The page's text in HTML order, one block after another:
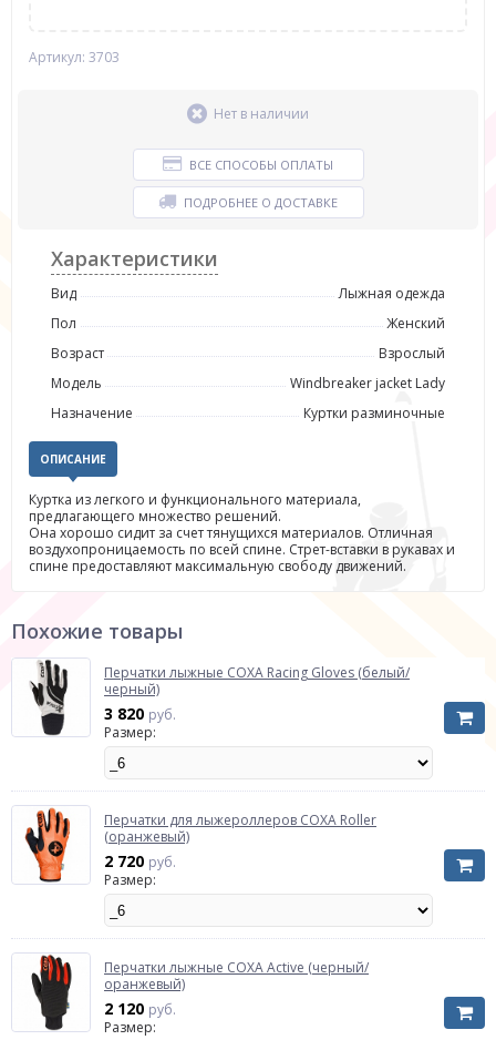
Артикул: 3703
Нет в наличии
ВСЕ СПОСОБЫ ОПЛАТЫ
ПОДРОБНЕЕ О ДОСТАВКЕ
Характеристики
Вид
Лыжная одежда
Пол
Женский
Возраст
Взрослый
Модель
Windbreaker jacket Lady
Назначение
Куртки разминочные
ОПИСАНИЕ
Куртка из легкого и функционального материала,
предлагающего множество решений.
Она хорошо сидит за счет тянущихся материалов. Отличная
воздухопроницаемость по всей спине. Стрет-вставки в рукавах и
спине предоставляют максимальную свободу движений.
Похожие товары
Перчатки лыжные COXA Racing Gloves (белый/
черный)
3 820 руб.
Размер:
Перчатки для лыжероллеров COXA Roller
(оранжевый)
2 720 руб.
Размер:
Перчатки лыжные COXA Active (черный/
оранжевый)
2 120 руб.
Размер: